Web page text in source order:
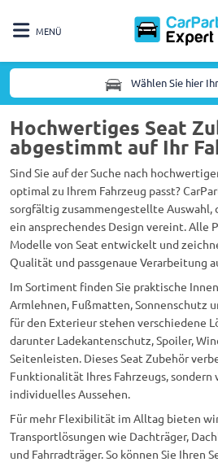
MENÜ
Wählen Sie hier
Hochwertiges Seat
abgestimmt auf Ihr
Sind Sie auf der Suche nach
optimal zu Ihrem Fahrzeug passt?
sorgfältig zusammengestellte Auswahl,
ein ansprechendes Design vereint. Alle
Modelle von Seat entwickelt und
Qualität und passgenaue Verarbeitung
Im Sortiment finden Sie praktische
Armlehnen, Fußmatten, Sonnenschutz
für den Exterieur stehen verschiedene
darunter Ladekantenschutz, Spoiler,
Seitenleisten. Dieses Seat Zubehör
Funktionalität Ihres Fahrzeugs,
individuelles Aussehen.
Für mehr Flexibilität im Alltag bieten
Transportlösungen wie Dachträger,
und Fahrradträger. So können Sie Ihren